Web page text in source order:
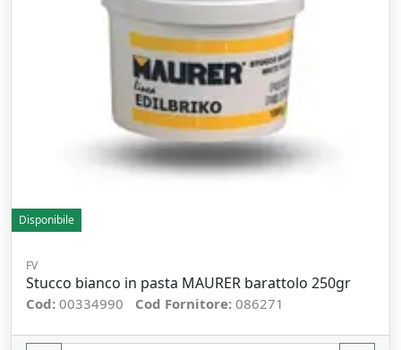
Disponibile
FV
Stucco bianco in pasta MAURER barattolo 250gr
Cod: 00334990 Cod Fornitore: 086271